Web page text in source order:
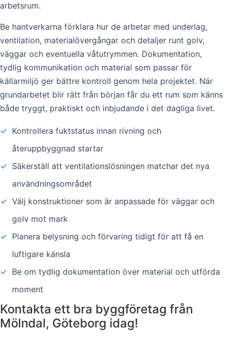
arbetsrum.
Be hantverkarna förklara hur de arbetar med underlag,
ventilation, materialövergångar och detaljer runt golv,
väggar och eventuella våtutrymmen. Dokumentation,
tydlig kommunikation och material som passar för
källarmiljö ger bättre kontroll genom hela projektet. När
grundarbetet blir rätt från början får du ett rum som känns
både tryggt, praktiskt och inbjudande i det dagliga livet.
✓ Kontrollera fuktstatus innan rivning och
återuppbyggnad startar
✓ Säkerställ att ventilationslösningen matchar det nya
användningsområdet
✓ Välj konstruktioner som är anpassade för väggar och
golv mot mark
✓ Planera belysning och förvaring tidigt för att få en
luftigare känsla
✓ Be om tydlig dokumentation över material och utförda
moment
Kontakta ett bra byggföretag från
Mölndal, Göteborg idag!